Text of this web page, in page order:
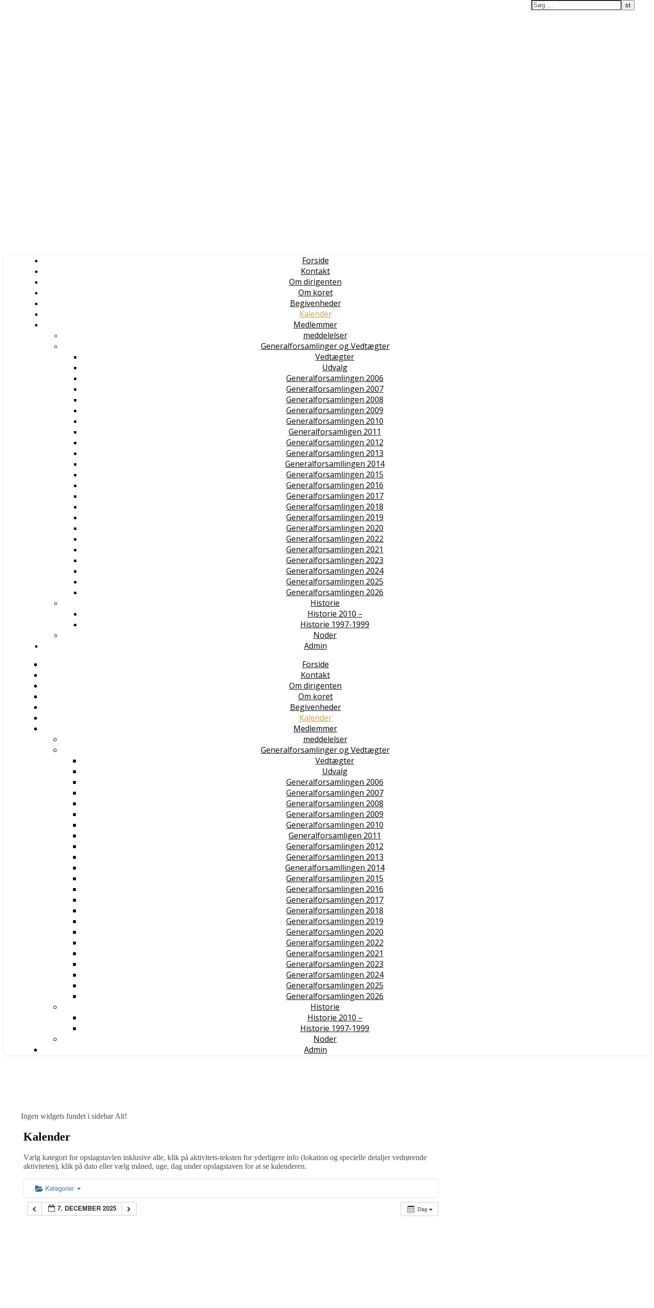
Forside
Kontakt
Om dirigenten
Om koret
Begivenheder
Kalender
Medlemmer
meddelelser
Generalforsamlinger og Vedtægter
Vedtægter
Udvalg
Generalforsamlingen 2006
Generalforsamlingen 2007
Generalforsamlingen 2008
Generalforsamlingen 2009
Generalforsamlingen 2010
Generalforsamligen 2011
Generalforsamlingen 2012
Generalforsamlingen 2013
Generalforsamllingen 2014
Generalforsamlingen 2015
Generalforsamlingen 2016
Generalforsamlingen 2017
Generalforsamlingen 2018
Generalforsamlingen 2019
Generalforsamlingen 2020
Generalforsamlingen 2022
Generalforsamlingen 2021
Generalforsamlingen 2023
Generalforsamlingen 2024
Generalforsamlingen 2025
Generalforsamlingen 2026
Historie
Historie 2010 –
Historie 1997-1999
Noder
Admin
Forside
Kontakt
Om dirigenten
Om koret
Begivenheder
Kalender
Medlemmer
meddelelser
Generalforsamlinger og Vedtægter
Vedtægter
Udvalg
Generalforsamlingen 2006
Generalforsamlingen 2007
Generalforsamlingen 2008
Generalforsamlingen 2009
Generalforsamlingen 2010
Generalforsamligen 2011
Generalforsamlingen 2012
Generalforsamlingen 2013
Generalforsamllingen 2014
Generalforsamlingen 2015
Generalforsamlingen 2016
Generalforsamlingen 2017
Generalforsamlingen 2018
Generalforsamlingen 2019
Generalforsamlingen 2020
Generalforsamlingen 2022
Generalforsamlingen 2021
Generalforsamlingen 2023
Generalforsamlingen 2024
Generalforsamlingen 2025
Generalforsamlingen 2026
Historie
Historie 2010 –
Historie 1997-1999
Noder
Admin
Ingen widgets fundet i sidebar Alt!
Kalender
Vælg kategori for opslagstavlen inklusive alle, klik på aktivitets-teksten for yderligere info (lokation og specielle detaljer vedrørende
aktiviteten), klik på dato eller vælg måned, uge, dag under opslagstaven for at se kalenderen.
Kategorier
Dag
7. DECEMBER 2025